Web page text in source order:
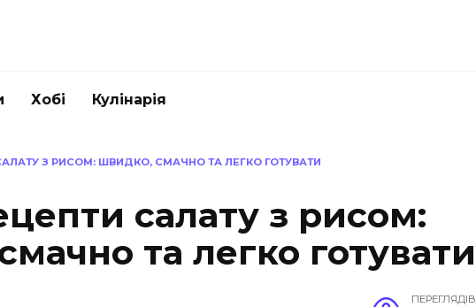
Хобі Кулінарія
З РИСОМ: ШВИДКО, СМАЧНО ТА ЛЕГКО ГОТУВАТИ
салату з рисом:
та легко готувати
ПЕРЕГЛЯДІВ